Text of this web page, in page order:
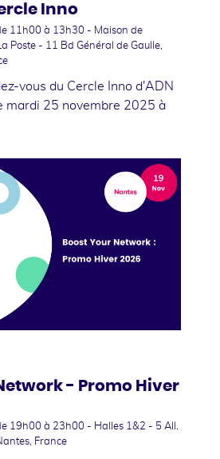
Inno
11h00 à 13h30 - Maison de
Poste - 11 Bd Général de Gaulle,
vous du Cercle Inno d'ADN
mardi 25 novembre 2025 à
- Promo Hiver
19h00 à 23h00 - Halles 1&2 - 5 All.
France